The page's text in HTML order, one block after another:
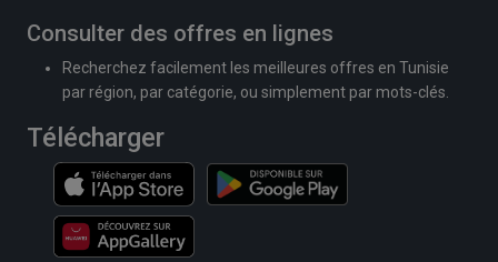
Consulter des offres en lignes
Recherchez facilement les meilleures offres en Tunisie
par région, par catégorie, ou simplement par mots-clés.
Télécharger